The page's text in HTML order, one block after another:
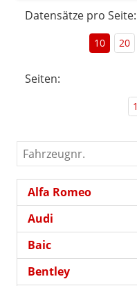
Datensätze pro Seite:
10 20
Seiten:
1
Fahrzeugnr.
Alfa Romeo
Audi
Baic
Bentley